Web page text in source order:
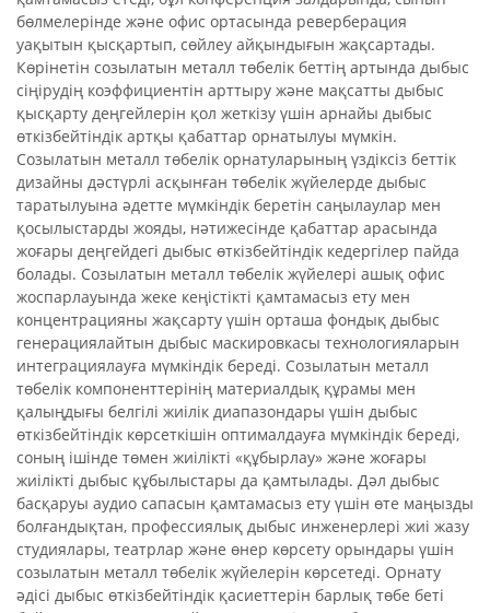
бөлмелерінде және офис ортасында реверберация
уақытын қысқартып, сөйлеу айқындығын жақсартады.
Көрінетін созылатын металл төбелік беттің артында дыбыс
сіңірудің коэффициентін арттыру және мақсатты дыбыс
қысқарту деңгейлерін қол жеткізу үшін арнайы дыбыс
өткізбейтіндік артқы қабаттар орнатылуы мүмкін.
Созылатын металл төбелік орнатуларының үздіксіз беттік
дизайны дәстүрлі асқынған төбелік жүйелерде дыбыс
таратылуына әдетте мүмкіндік беретін саңылаулар мен
қосылыстарды жояды, нәтижесінде қабаттар арасында
жоғары деңгейдегі дыбыс өткізбейтіндік кедергілер пайда
болады. Созылатын металл төбелік жүйелері ашық офис
жоспарлауында жеке кеңістікті қамтамасыз ету мен
концентрацияны жақсарту үшін орташа фондық дыбыс
генерациялайтын дыбыс маскировкасы технологияларын
интеграциялауға мүмкіндік береді. Созылатын металл
төбелік компоненттерінің материалдық құрамы мен
қалыңдығы белгілі жиілік диапазондары үшін дыбыс
өткізбейтіндік көрсеткішін оптималдауға мүмкіндік береді,
соның ішінде төмен жиілікті «құбырлау» және жоғары
жиілікті дыбыс құбылыстары да қамтылады. Дәл дыбыс
басқаруы аудио сапасын қамтамасыз ету үшін өте маңызды
болғандықтан, профессиялық дыбыс инженерлері жиі жазу
студиялары, театрлар және өнер көрсету орындары үшін
созылатын металл төбелік жүйелерін көрсетеді. Орнату
әдісі дыбыс өткізбейтіндік қасиеттерін барлық төбе беті